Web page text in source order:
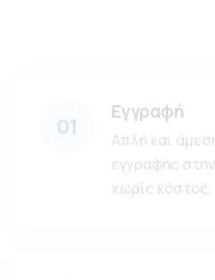
01
Εγγραφή
Απλή και
εγγραφής
χωρίς κόστος.